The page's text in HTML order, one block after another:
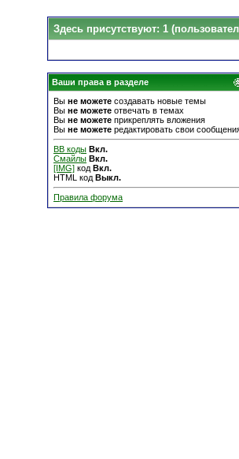
Здесь присутствуют: 1
Ваши права в разделе
Вы не можете создавать новые темы
Вы не можете отвечать в темах
Вы не можете прикреплять вложения
Вы не можете редактировать свои
BB коды Вкл.
Смайлы Вкл.
[IMG] код Вкл.
HTML код Выкл.
Правила форума